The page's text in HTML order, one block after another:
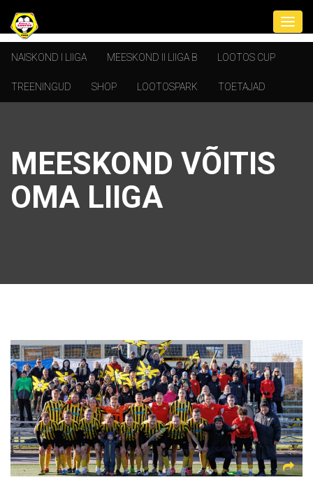
NAISKOND I LIIGA MEESKOND II LIIGA B LOOTOS CUP
TREENINGUD SHOP LOOTOSPARK TOETAJAD
MEESKOND VÕITIS
OMA LIIGA